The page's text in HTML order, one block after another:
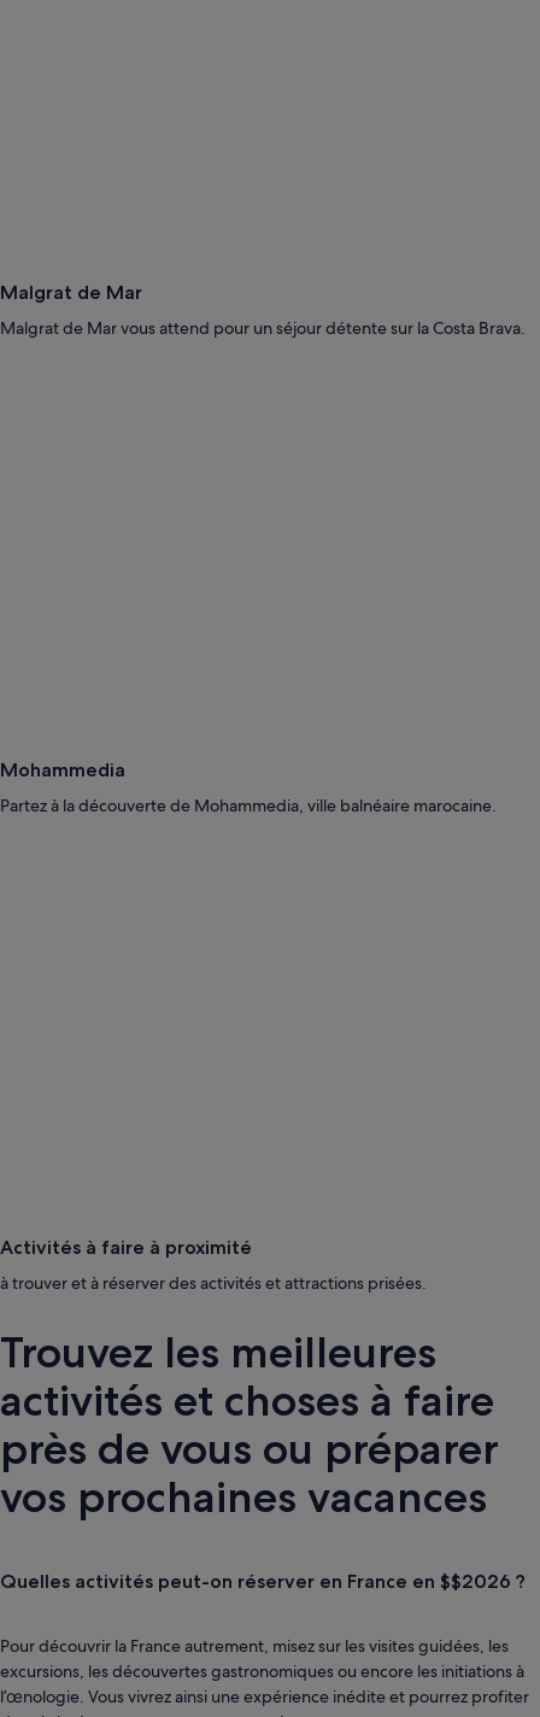
Malgrat de Mar
Malgrat de Mar vous attend pour un séjour détente sur la Costa Brava.
Mohammedia
Partez à la découverte de Mohammedia, ville balnéaire marocaine.
Activités à faire à proximité
à trouver et à réserver des activités et attractions prisées.
Trouvez les meilleures
activités et choses à faire
près de vous ou préparer
vos prochaines vacances
Quelles activités peut-on réserver en France en $$2026 ?
Pour découvrir la France autrement, misez sur les visites guidées, les
excursions, les découvertes gastronomiques ou encore les initiations à
l’œnologie. Vous vivrez ainsi une expérience inédite et pourrez profiter